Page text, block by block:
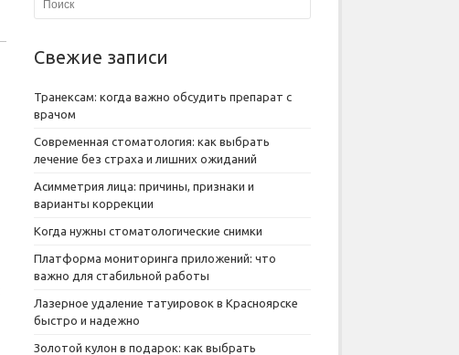
Свежие записи
Транексам: когда важно обсудить препарат с
врачом
Современная стоматология: как выбрать
лечение без страха и лишних ожиданий
Асимметрия лица: причины, признаки и
варианты коррекции
Когда нужны стоматологические снимки
Платформа мониторинга приложений: что
важно для стабильной работы
Лазерное удаление татуировок в Красноярске
быстро и надежно
Золотой кулон в подарок: как выбрать